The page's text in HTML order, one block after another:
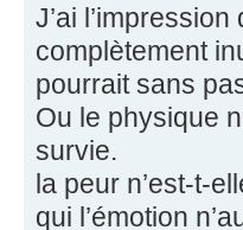
J’ai
complètement
pourrait sans
Ou le physique
survie.
la peur n’est-t-
qui l’émotion